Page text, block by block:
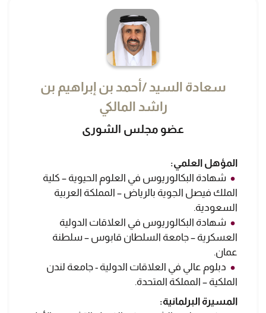
سعادة السيد /أحمد بن إبراهيم بن
راشد المالكي
عضو مجلس الشورى
المؤهل العلمي:
شهادة البكالوريوس في العلوم الحيوية – كلية
الملك فيصل الجوية بالرياض – المملكة العربية
السعودية.
شهادة البكالوريوس في العلاقات الدولية
العسكرية – جامعة السلطان قابوس – سلطنة
عمان.
دبلوم عالي في العلاقات الدولية - جامعة لندن
الملكية – المملكة المتحدة.
المسيرة البرلمانية: